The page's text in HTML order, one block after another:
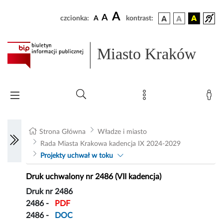
czcionka: A A A kontrast:
Miasto Kraków
Strona Główna
Władze i miasto
Rada Miasta Krakowa kadencja IX 2024-2029
Projekty uchwał w toku
Druk uchwalony nr 2486 (VII kadencja)
Druk nr 2486
2486 -
PDF
2486 -
DOC